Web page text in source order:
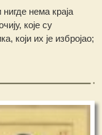
нема краја
које су
који их је избројао;